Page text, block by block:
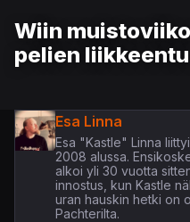
Wiin
pelien
Esa Linna
Esa "Kastle" Linna
2008 alussa.
alkoi yli 30 vuotta
innostus, kun Kastle
uran hauskin hetki on
Pachterilta.